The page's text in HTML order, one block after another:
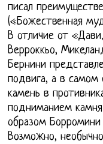
писал
(«Божественная
В отличие от
Верроккьо,
Бернини
подвига, а в самом
камень в
подниманием
образом
Возможно,